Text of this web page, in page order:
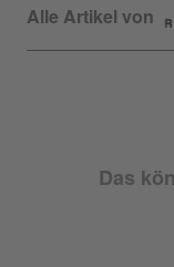
Alle Artikel von
Das